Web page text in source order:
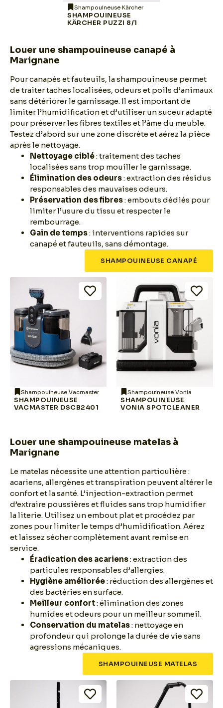
Shampouineuse Kärcher
SHAMPOUINEUSE
KÄRCHER PUZZI 8/1
Louer une shampouineuse canapé à
Marignane
Pour canapés et fauteuils, la shampouineuse permet
de traiter taches localisées, odeurs et poils d’animaux
sans détériorer le garnissage. Il est important de
limiter l’humidification et d’utiliser un suceur adapté
pour préserver les fibres textiles et l’âme du meuble.
Testez d’abord sur une zone discrète et aérez la pièce
après le nettoyage.
Nettoyage ciblé: traitement des taches
localisées sans trop mouiller le garnissage.
Élimination des odeurs: extraction des résidus
responsables des mauvaises odeurs.
Préservation des fibres: embouts dédiés pour
limiter l’usure du tissu et respecter le
rembourrage.
Gain de temps: interventions rapides sur
canapé et fauteuils, sans démontage.
SHAMPOUINEUSE CANAPÉ
Shampouineuse Vacmaster
SHAMPOUINEUSE
VACMASTER DSCB2401
Shampouineuse Vonia
SHAMPOUINEUSE
VONIA SPOTCLEANER
Louer une shampouineuse matelas à
Marignane
Le matelas nécessite une attention particulière :
acariens, allergènes et transpiration peuvent altérer le
confort et la santé. L’injection-extraction permet
d’extraire poussières et fluides sans trop humidifier
la literie. Utilisez un embout plat et procédez par
zones pour limiter le temps d’humidification. Aérez
et laissez sécher complètement avant remise en
service.
Éradication des acariens: extraction des
particules responsables d’allergies.
Hygiène améliorée: réduction des allergènes et
des bactéries en surface.
Meilleur confort: élimination des zones
humides et odeurs pour un meilleur sommeil.
Conservation du matelas: nettoyage en
profondeur qui prolonge la durée de vie sans
agressions mécaniques.
SHAMPOUINEUSE MATELAS